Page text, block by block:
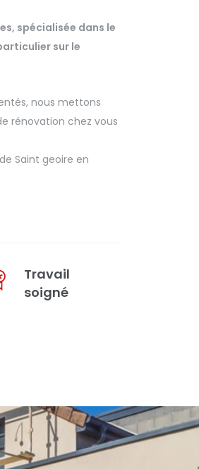
spécialisée dans le
sur le
nous mettons
rénovation chez vous
Saint geoire en
Travail
soigné